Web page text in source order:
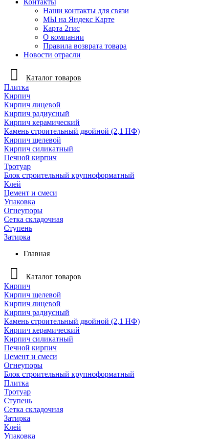
Наши контакты для связи
МЫ на Яндекс Карте
Карта 2гис
О компании
Правила возврата товара
Новости отрасли
Каталог товаров
Плитка
Кирпич
Кирпич лицевой
Кирпич радиусный
Кирпич керамический
Камень строительный двойной (2,1 НФ)
Кирпич щелевой
Кирпич силикатный
Печной кирпич
Тротуар
Блок строительный крупноформатный
Клей
Цемент и смеси
Упаковка
Огнеупоры
Сетка складочная
Ступень
Затирка
Главная
Каталог товаров
Кирпич
Кирпич щелевой
Кирпич лицевой
Кирпич радиусный
Камень строительный двойной (2,1 НФ)
Кирпич керамический
Кирпич силикатный
Печной кирпич
Цемент и смеси
Огнеупоры
Блок строительный крупноформатный
Плитка
Тротуар
Ступень
Сетка складочная
Затирка
Клей
Упаковка